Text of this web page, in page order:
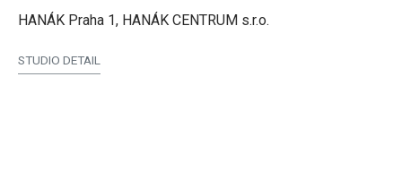
HANÁK Praha 1, HANÁK CENTRUM s.r.o.
STUDIO DETAIL